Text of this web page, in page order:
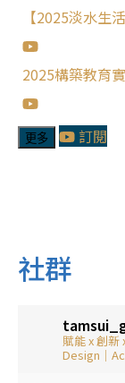
【2025淡水生
2025構築教育
更多 訂閱
社群
賦能 x 創新
Design｜